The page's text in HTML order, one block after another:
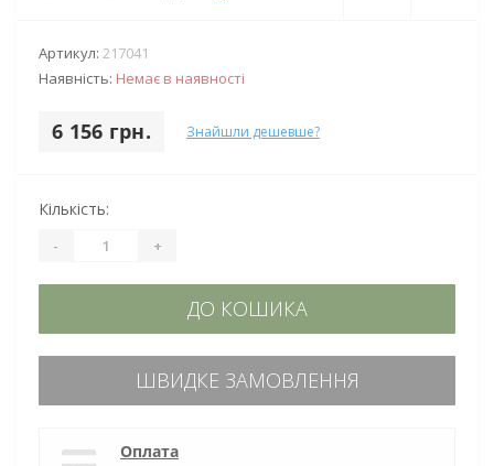
Артикул: 217041
Наявність: Немає в наявності
6 156 грн. Знайшли дешевше?
Кількість:
- +
ДО КОШИКА
ШВИДКЕ ЗАМОВЛЕННЯ
Оплата